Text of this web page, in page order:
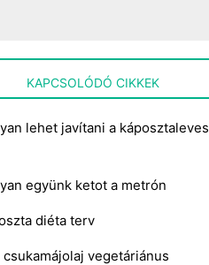
KAPCSOLÓDÓ CIKKEK
lehet javítani a káposztaleves
együnk ketot a metrón
diéta terv
csukamájolaj vegetáriánus